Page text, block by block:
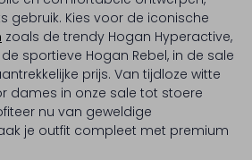
gebruik. Kies voor de iconische
zoals de trendy Hogan Hyperactive,
sportieve Hogan Rebel, in de sale
prijs. Van tijdloze witte
dames in onze sale tot stoere
nu van geweldige
je outfit compleet met premium